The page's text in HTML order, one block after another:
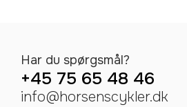
Har du spørgsmål?
+45 75 65 48 46
info@horsenscykler.dk